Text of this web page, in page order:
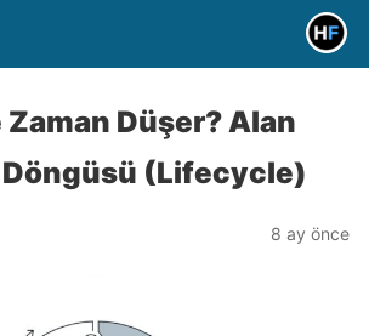
Zaman Düşer? Alan
Döngüsü (Lifecycle)
8 ay önce